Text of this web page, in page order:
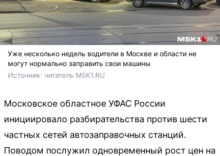
Уже несколько недель водители в Москве и области не
могут нормально заправить свои машины
Источник: читатель MSK1.RU
Московское областное УФАС России
инициировало разбирательства против шести
частных сетей автозаправочных станций.
Поводом послужил одновременный рост цен на